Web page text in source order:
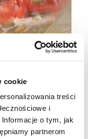
cookie
treści
i
o tym, jak
partnerom